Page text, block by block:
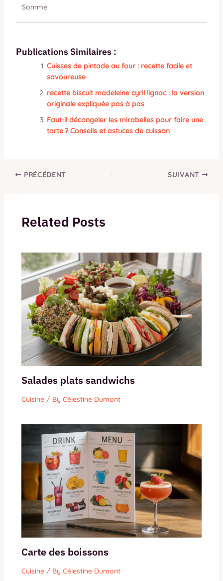
Somme.
Publications Similaires :
Cuisses de pintade au four : recette facile et
savoureuse
recette biscuit madeleine cyril lignac : la version
originale expliquée pas à pas
Faut-il décongeler les mirabelles pour faire une
tarte ? Conseils et astuces de cuisson
PRÉCÉDENT SUIVANT
Related Posts
Salades plats sandwichs
Cuisine/ By Célestine Dumont
Carte des boissons
Cuisine/ By Célestine Dumont